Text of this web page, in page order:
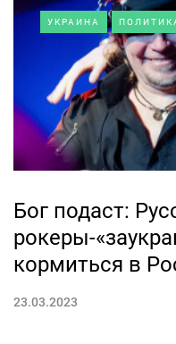
УКРАИНА
Бог подаст:
рокеры-
кормиться в
23.03.2023